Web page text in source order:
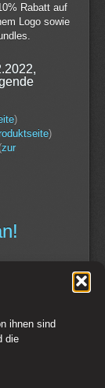
ihnen sind
die
Rabatt auf
Logo sowie
)
)
zur